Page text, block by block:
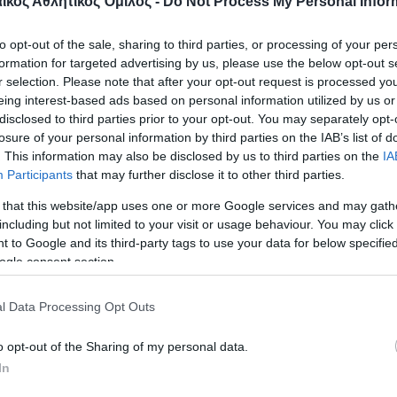
opt-out of the sale, sharing to third parties, or processing of your
for targeted advertising by us, please use the below opt-out
selection. Please note that after your opt-out request is processed
interest-based ads based on personal information utilized by us
to third parties prior to your opt-out. You may separately
of your personal information by third parties on the IAB’s list of
This information may also be disclosed by us to third parties on the
Participants that may further disclose it to other third parties.
that this website/app uses one or more Google services and may
but not limited to your visit or usage behaviour. You may
to Google and its third-party tags to use your data for below
consent section.
Data Processing Opt Outs
opt-out of the Sharing of my personal data.
στην κατηγορία F51 και σε περσινή ημερίδα
κατακτήσει το ασημένιο μετάλλιο στο
Πανελλήνιο πρωτάθλημα κατέκτησε και πάλι το
Πανελλήνιο πρωτάθλημα με βολή στα 23,92 μ.
Ημερίδα Στίβου ΑΜΕΑ «ΜΕΓΑΣ
κορίνας κατηγορίας F51.
μεγαλώνει την πράσινοι αποικία των
Νομό Ηρακλείου και έρχεται στην ομάδα της